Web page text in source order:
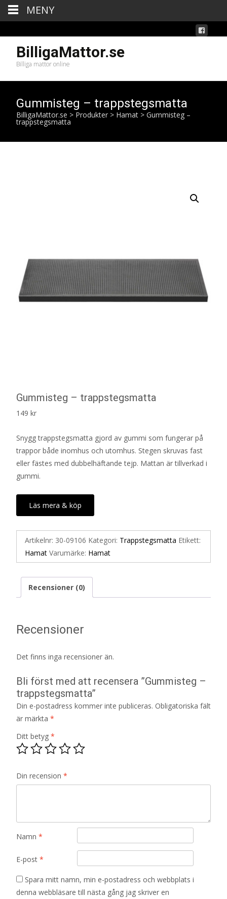
BilligaMattor.se
Billiga mattor online
Gummisteg – trappstegsmatta
BilligaMattor.se > Produkter > Hamat > Gummisteg –
trappstegsmatta
Gummisteg – trappstegsmatta
149 kr
Snygg trappstegsmatta gjord av gummi som fungerar på
trappor både inomhus och utomhus. Stegen skruvas fast
eller fästes med dubbelhäftande tejp. Mattan är tillverkad i
gummi.
Läs mera & köp
Artikelnr: 30-09106 Kategori: Trappstegsmatta Etikett:
Hamat Varumärke: Hamat
Recensioner (0)
Recensioner
Det finns inga recensioner än.
Bli först med att recensera ”Gummisteg –
trappstegsmatta”
Din e-postadress kommer inte publiceras. Obligatoriska fält
är märkta *
Ditt betyg *
Din recension *
Namn *
E-post *
Spara mitt namn, min e-postadress och webbplats i
denna webbläsare till nästa gång jag skriver en
MENY